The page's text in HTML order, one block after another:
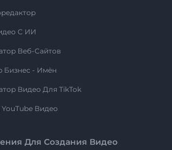
С ИИ
Веб-Сайтов
Бизнес - Имён
Видео Для TikTok
Видео
Для Создания Видео